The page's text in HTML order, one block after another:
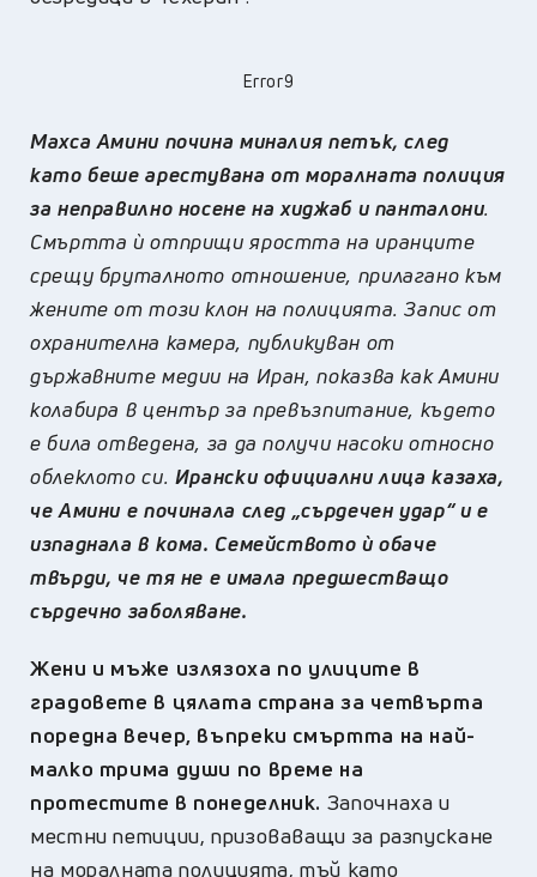
Error9
Махса Амини почина миналия петък, след
като беше арестувана от моралната полиция
за неправилно носене на хиджаб и панталони.
Смъртта ѝ отприщи яростта на иранците
срещу бруталното отношение, прилагано към
жените от този клон на полицията. Запис от
охранителна камера, публикуван от
държавните медии на Иран, показва как Амини
колабира в център за превъзпитание, където
е била отведена, за да получи насоки относно
облеклото си. Ирански официални лица казаха,
че Амини е починала след „сърдечен удар“ и е
изпаднала в кома. Семейството ѝ обаче
твърди, че тя не е имала предшестващо
сърдечно заболяване.
Жени и мъже излязоха по улиците в
градовете в цялата страна за четвърта
поредна вечер, въпреки смъртта на най-
малко трима души по време на
протестите в понеделник. Започнаха и
местни петиции, призоваващи за разпускане
на моралната полицията, тъй като